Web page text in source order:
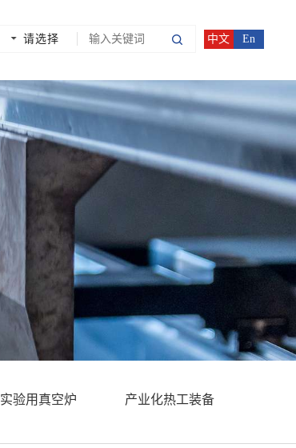
请选择 中文 En
实验用真空炉 产业化热工装备